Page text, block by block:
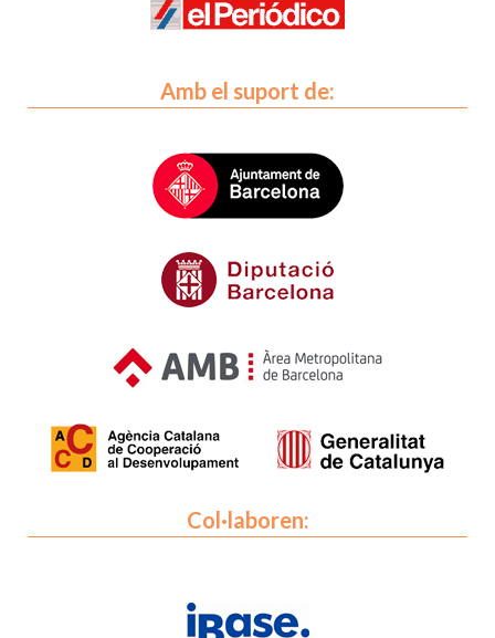
Amb el suport de:
Col·laboren: